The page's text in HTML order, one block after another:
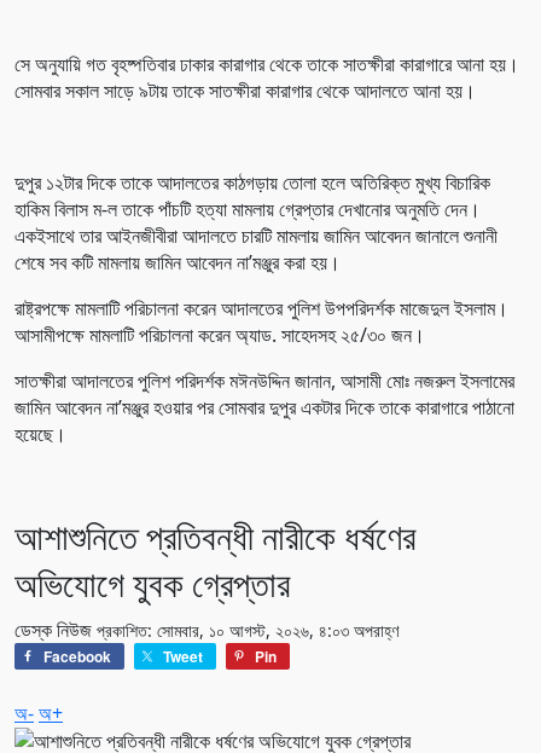
সে অনুযায়ি গত বৃহষ্পতিবার ঢাকার কারাগার থেকে তাকে সাতক্ষীরা কারাগারে আনা হয়।
সোমবার সকাল সাড়ে ৯টায় তাকে সাতক্ষীরা কারাগার থেকে আদালতে আনা হয়।
দুপুর ১২টার দিকে তাকে আদালতের কাঠগড়ায় তোলা হলে অতিরিক্ত মুখ্য বিচারিক
হাকিম বিলাস ম-ল তাকে পাঁচটি হত্যা মামলায় গ্রেপ্তার দেখানোর অনুমতি দেন।
একইসাথে তার আইনজীবীরা আদালতে চারটি মামলায় জামিন আবেদন জানালে শুনানী
শেষে সব কটি মামলায় জামিন আবেদন না’মঞ্জুর করা হয়।
রাষ্ট্রপক্ষে মামলাটি পরিচালনা করেন আদালতের পুলিশ উপপরিদর্শক মাজেদুল ইসলাম।
আসামীপক্ষে মামলাটি পরিচালনা করেন অ্যাড. সাহেদসহ ২৫/৩০ জন।
সাতক্ষীরা আদালতের পুলিশ পরিদর্শক মঈনউদ্দিন জানান, আসামী মোঃ নজরুল ইসলামের
জামিন আবেদন না’মঞ্জুর হওয়ার পর সোমবার দুপুর একটার দিকে তাকে কারাগারে পাঠানো
হয়েছে।
আশাশুনিতে প্রতিবন্ধী নারীকে ধর্ষণের
অভিযোগে যুবক গ্রেপ্তার
ডেস্ক নিউজ প্রকাশিত: সোমবার, ১০ আগস্ট, ২০২৬, ৪:০৩ অপরাহ্ণ
Facebook Tweet Pin
অ-অ+